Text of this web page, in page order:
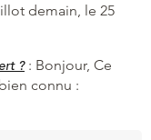
demain, le 25
?: Bonjour, Ce
connu :